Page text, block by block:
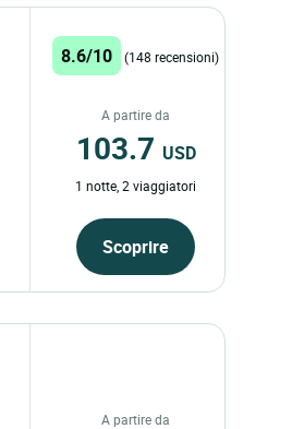
8.6/10 (148 recensioni)
A partire da
103.7 USD
1 notte, 2 viaggiatori
Scoprire
A partire da